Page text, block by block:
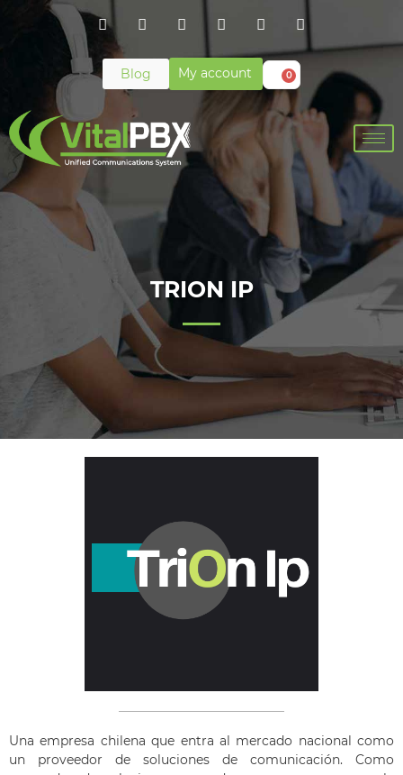
Blog My account 0
TRION IP
Una empresa chilena que entra al mercado nacional como
un proveedor de soluciones de comunicación. Como